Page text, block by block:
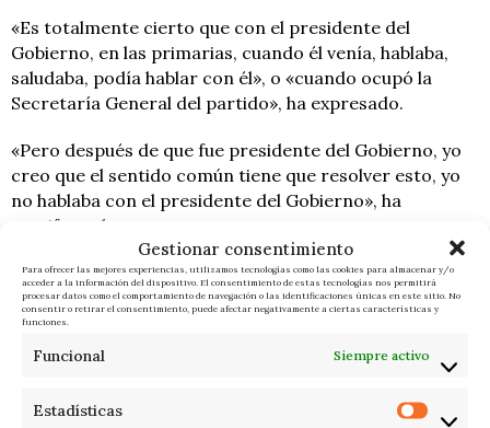
Gestionar consentimiento
Para ofrecer las mejores experiencias, utilizamos tecnologías como las cookies para almacenar y/o
acceder a la información del dispositivo. El consentimiento de estas tecnologías nos permitirá
procesar datos como el comportamiento de navegación o las identificaciones únicas en este sitio. No
consentir o retirar el consentimiento, puede afectar negativamente a ciertas características y
funciones.
Funcional Siempre activo
Estadísticas
«Es totalmente cierto que con el presidente del
Gobierno, en las primarias, cuando él venía, hablaba,
saludaba, podía hablar con él», o «cuando ocupó la
Secretaría General del partido», ha expresado.
«Pero después de que fue presidente del Gobierno, yo
creo que el sentido común tiene que resolver esto, yo
no hablaba con el presidente del Gobierno», ha
manifestado.
Confiesa que las «chistorras» eran fajos de billetes de
500 €
respuesta inesperada sobre el significado de las
privadas para designar a los billetes de 500 euros.